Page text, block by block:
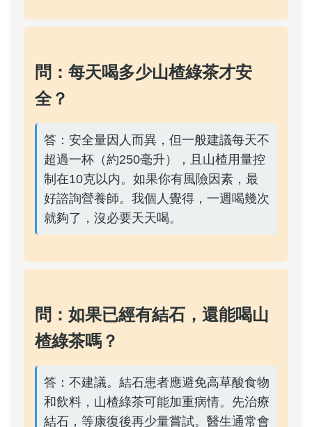
問：每天喝多少山楂綠茶才安
全？
答：安全量因人而異，但一般建議每天不
超過一杯（約250毫升），且山楂用量控
制在10克以内。如果你有風險因素，最
好諮詢營養師。我個人覺得，一週喝幾次
就夠了，沒必要天天喝。
問：如果已經有結石，還能喝山
楂綠茶嗎？
答：不建議。結石患者應避免高草酸食物
和飲料，山楂綠茶可能加重病情。先治療
結石，等康復後再少量嘗試。醫生通常會